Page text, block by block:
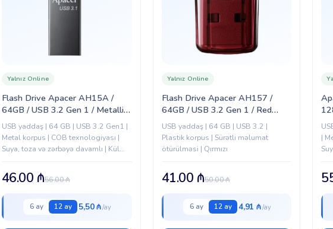
Flash Drive Apacer AH15A /
64GB / USB 3.2 Gen 1 / Metallic
/ Ashy (AP64GAH15AA-1)
Yalnız Online
USB yaddaş | 64 GB | USB 3.2 Gen1 |
Metal korpus | COB texnologiyası |
Suya, toza və zərbəyə davamlı | Kül
56.00₼
46.00 ₼
6 ay 12 ay 5,50 ₼
Flash Drive Apacer AH157 /
64GB / USB 3.2 Gen 1 / Red
(AP64GAH157R-1)
Yalnız Online
USB yaddaş | 64 GB | USB 3.2 |
Plastik korpus | Sürətli məlumat
ötürülməsi | Qırmızı
50.00₼
41.00 ₼
6 ay 12 ay 4,91 ₼
|